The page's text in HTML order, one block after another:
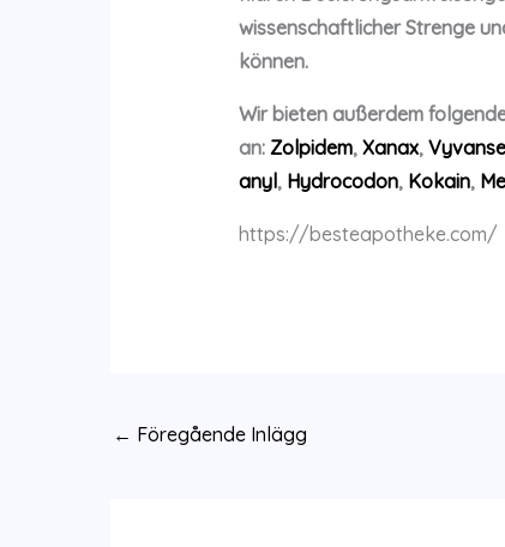
wissenschaftlicher Strenge
können.
Wir bieten außerdem
an: Zolpidem, Xanax, Vyvanse
anyl, Hydrocodon, Kokain,
https://besteapotheke.com/
← Föregående Inlägg